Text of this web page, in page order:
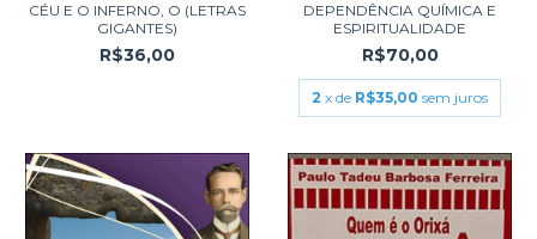
CÉU E O INFERNO, O (LETRAS
GIGANTES)
R$36,00
DEPENDÊNCIA QUÍMICA E
ESPIRITUALIDADE
R$70,00
2 x de R$35,00 sem juros